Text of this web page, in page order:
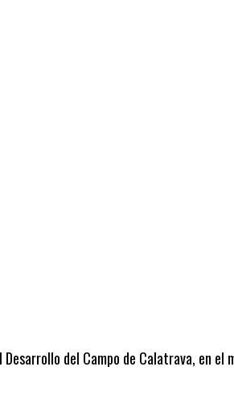
del Campo de Calatrava, en el